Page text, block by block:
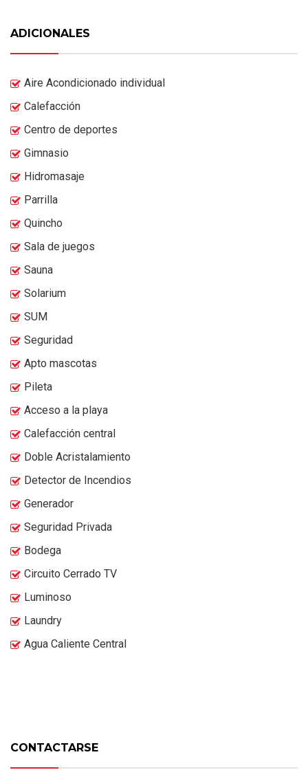
ADICIONALES
Aire Acondicionado individual
Calefacción
Centro de deportes
Gimnasio
Hidromasaje
Parrilla
Quincho
Sala de juegos
Sauna
Solarium
SUM
Seguridad
Apto mascotas
Pileta
Acceso a la playa
Calefacción central
Doble Acristalamiento
Detector de Incendios
Generador
Seguridad Privada
Bodega
Circuito Cerrado TV
Luminoso
Laundry
Agua Caliente Central
CONTACTARSE